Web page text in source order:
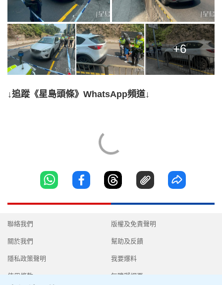
+6
↓追蹤《星島頭條》WhatsApp頻道↓
聯絡我們
關於我們
隱私政策聲明
使用條款
版權及免責聲明
幫助及反饋
我要爆料
無障礙網頁